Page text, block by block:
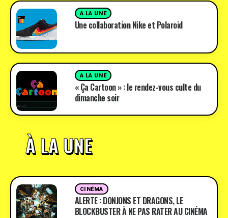
A LA UNE
Une collaboration Nike et Polaroid
A LA UNE
« Ça Cartoon » : le rendez-vous culte du
dimanche soir
À LA UNE
CINÉMA
ALERTE : DONJONS ET DRAGONS, LE
BLOCKBUSTER À NE PAS RATER AU CINÉMA